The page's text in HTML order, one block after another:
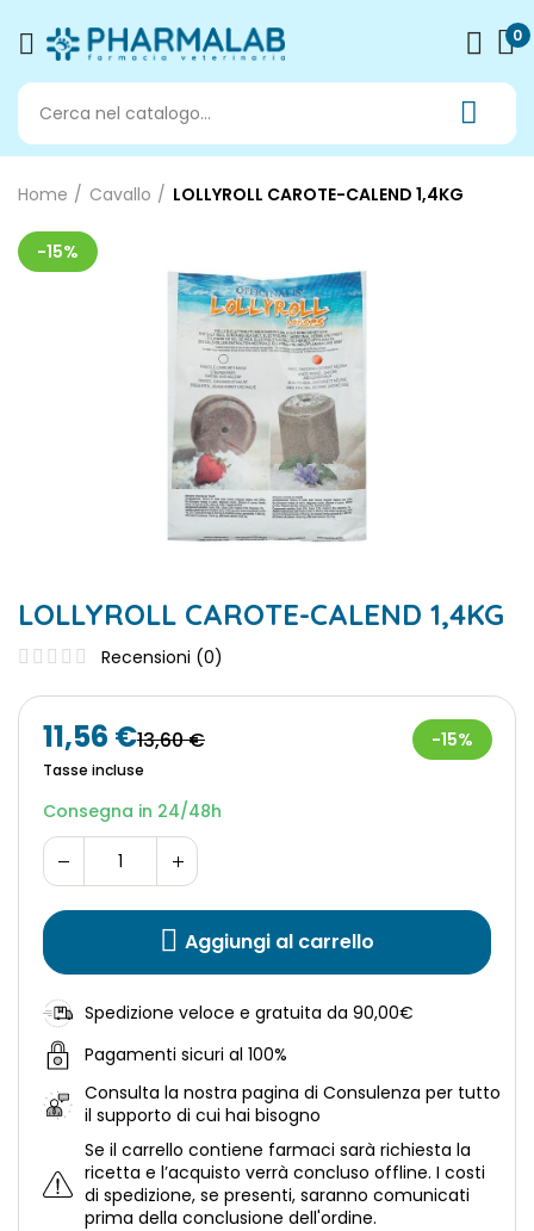
0
Home Cavallo LOLLYROLL CAROTE-CALEND 1,4KG
-15%
LOLLYROLL CAROTE-CALEND 1,4KG
Recensioni (0)
11,56 €13,60 €
Tasse incluse
-15%
Consegna in 24/48h
Aggiungi al carrello
Spedizione veloce e gratuita da 90,00€
Pagamenti sicuri al 100%
Consulta la nostra pagina di Consulenza per tutto
il supporto di cui hai bisogno
Se il carrello contiene farmaci sarà richiesta la
ricetta e l’acquisto verrà concluso offline. I costi
di spedizione, se presenti, saranno comunicati
prima della conclusione dell'ordine.